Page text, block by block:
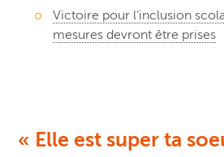
Victoire pour l’inclusion
mesures devront être prises
« Elle est super ta